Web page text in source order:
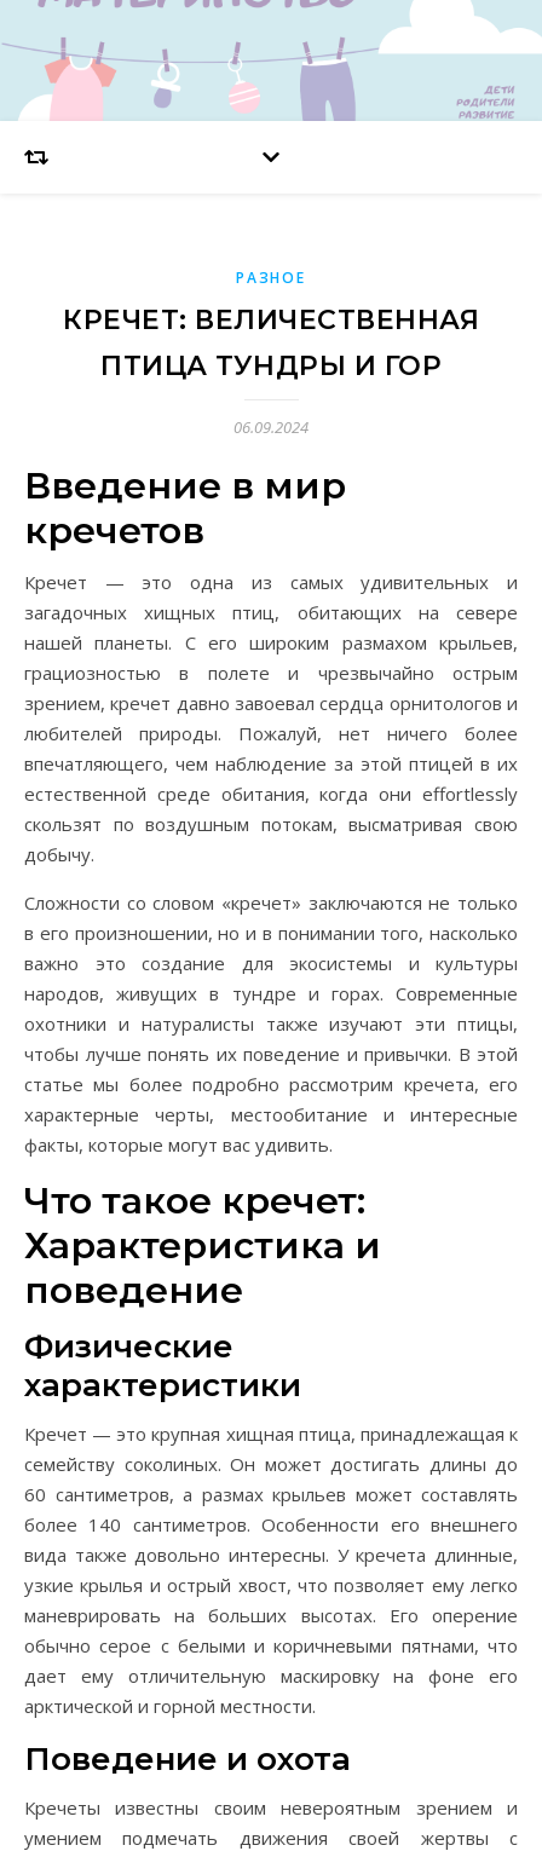
РАЗНОЕ
КРЕЧЕТ: ВЕЛИЧЕСТВЕННАЯ
ПТИЦА ТУНДРЫ И ГОР
06.09.2024
Введение в мир
кречетов
Кречет — это одна из самых удивительных и
загадочных хищных птиц, обитающих на севере
нашей планеты. С его широким размахом крыльев,
грациозностью в полете и чрезвычайно острым
зрением, кречет давно завоевал сердца орнитологов и
любителей природы. Пожалуй, нет ничего более
впечатляющего, чем наблюдение за этой птицей в их
естественной среде обитания, когда они effortlessly
скользят по воздушным потокам, высматривая свою
добычу.
Сложности со словом «кречет» заключаются не только
в его произношении, но и в понимании того, насколько
важно это создание для экосистемы и культуры
народов, живущих в тундре и горах. Современные
охотники и натуралисты также изучают эти птицы,
чтобы лучше понять их поведение и привычки. В этой
статье мы более подробно рассмотрим кречета, его
характерные черты, местообитание и интересные
факты, которые могут вас удивить.
Что такое кречет:
Характеристика и
поведение
Физические
характеристики
Кречет — это крупная хищная птица, принадлежащая к
семейству соколиных. Он может достигать длины до
60 сантиметров, а размах крыльев может составлять
более 140 сантиметров. Особенности его внешнего
вида также довольно интересны. У кречета длинные,
узкие крылья и острый хвост, что позволяет ему легко
маневрировать на больших высотах. Его оперение
обычно серое с белыми и коричневыми пятнами, что
дает ему отличительную маскировку на фоне его
арктической и горной местности.
Поведение и охота
Кречеты известны своим невероятным зрением и
умением подмечать движения своей жертвы с